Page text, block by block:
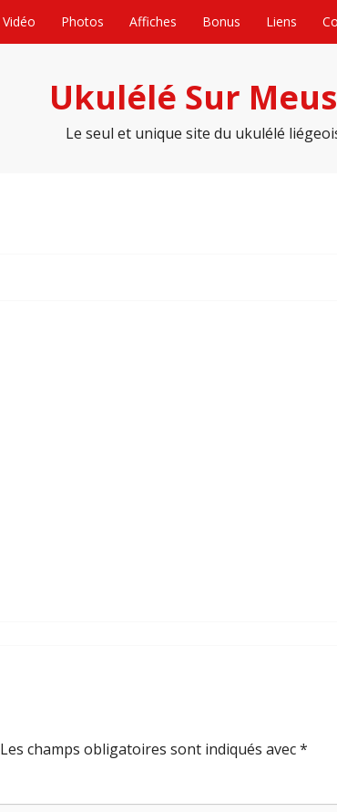
Vidéo Photos Affiches Bonus Liens
Ukulélé Sur
Le seul et unique site du ukulélé
Les champs obligatoires sont indiqués avec*